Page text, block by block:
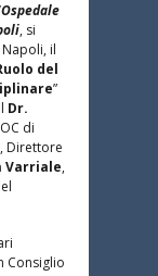
Ospedale
, si
il
del
”
Dr.
di
, Direttore
Varriale,
Consiglio